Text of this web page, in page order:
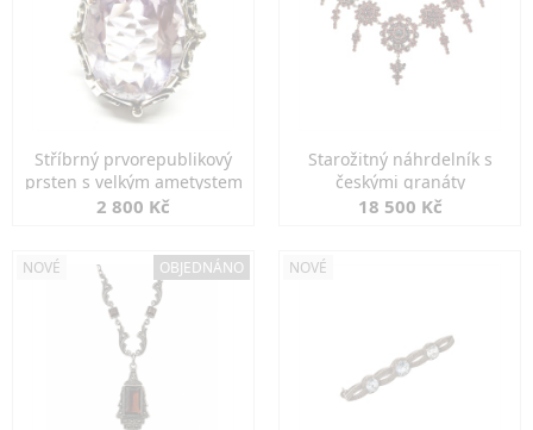
Stříbrný prvorepublikový
prsten s velkým ametystem
2 800 Kč
Starožitný náhrdelník s
českými granáty
18 500 Kč
NOVÉ OBJEDNÁNO NOVÉ